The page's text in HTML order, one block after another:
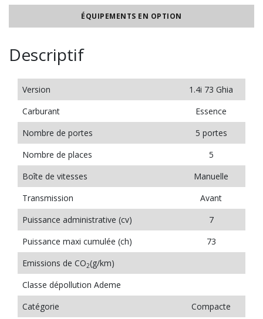
ÉQUIPEMENTS EN OPTION
Descriptif
Version
1.4i 73 Ghia
Carburant
Essence
Nombre de portes
5 portes
Nombre de places
5
Boîte de vitesses
Manuelle
Transmission
Avant
Puissance administrative (cv)
7
Puissance maxi cumulée (ch)
73
Emissions de CO2(g/km)
Classe dépollution Ademe
Catégorie
Compacte